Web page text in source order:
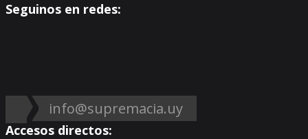
Seguinos en redes:
info@supremacia.uy
Accesos directos: